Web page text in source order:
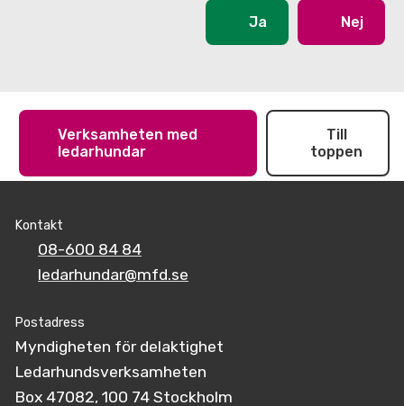
Ja Nej
Verksamheten med
ledarhundar
Till
toppen
Kontakt
08-600 84 84
ledarhundar@mfd.se
Postadress
Myndigheten för delaktighet
Ledarhundsverksamheten
Box 47082, 100 74 Stockholm